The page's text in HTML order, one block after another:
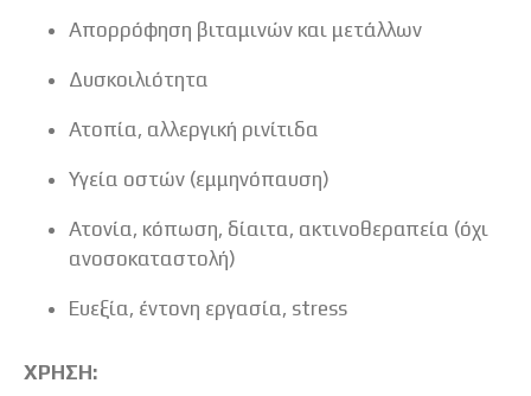
Απορρόφηση βιταμινών και μετάλλων
Δυσκοιλιότητα
Ατοπία, αλλεργική ρινίτιδα
Υγεία οστών (εμμηνόπαυση)
Ατονία, κόπωση, δίαιτα, ακτινοθεραπεία (όχι
ανοσοκαταστολή)
Ευεξία, έντονη εργασία, stress
ΧΡΗΣΗ: